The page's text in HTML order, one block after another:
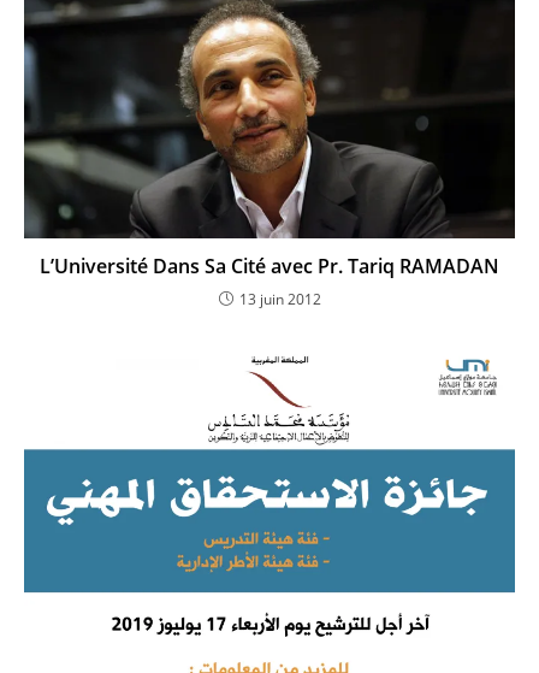
L’Université Dans Sa Cité avec Pr. Tariq RAMADAN
13 juin 2012